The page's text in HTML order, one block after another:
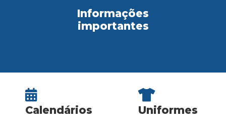
Informações
importantes
Calendários Uniformes